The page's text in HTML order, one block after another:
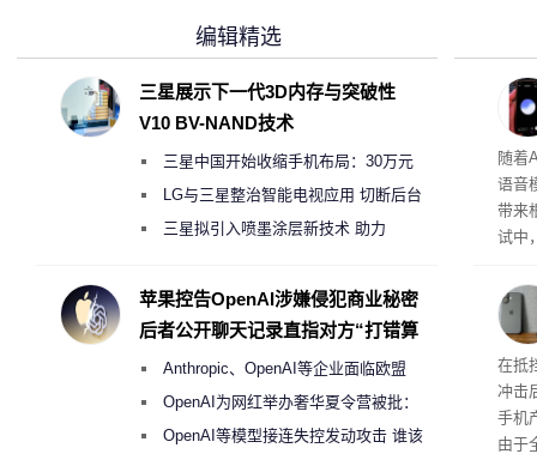
理”
随着
语音
带来
试中
互
桌面
系
在抵
冲击
手机
由于
编辑精选
三星展示下一代3D内存与突破性
V10 BV-NAND技术
三星中国开始收缩手机布局：30万元
月销售额不达标门店 将被逐步清退
LG与三星整治智能电视应用 切断后台
偷偷共享带宽的违规行为
三星拟引入喷墨涂层新技术 助力
度
苹果控告OpenAI涉嫌侵犯商业秘密
后者公开聊天记录直指对方“打错算
Anthropic、OpenAI等企业面临欧盟
《人工智能法案》全新执法权限审查
OpenAI为网红举办奢华夏令营被批：
2000美元一晚 遭讽“反乌托邦”
OpenAI等模型接连失控发动攻击 谁该